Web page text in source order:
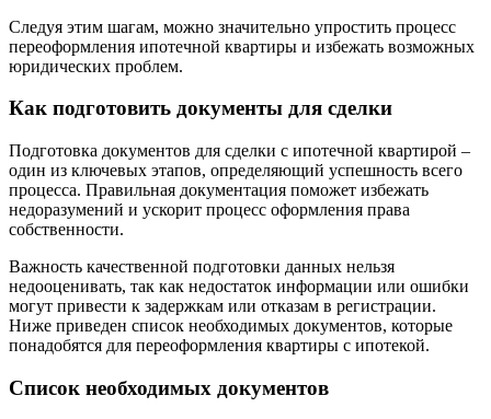
Следуя этим шагам, можно значительно упростить процесс
переоформления ипотечной квартиры и избежать возможных
юридических проблем.
Как подготовить документы для сделки
Подготовка документов для сделки с ипотечной квартирой –
один из ключевых этапов, определяющий успешность всего
процесса. Правильная документация поможет избежать
недоразумений и ускорит процесс оформления права
собственности.
Важность качественной подготовки данных нельзя
недооценивать, так как недостаток информации или ошибки
могут привести к задержкам или отказам в регистрации.
Ниже приведен список необходимых документов, которые
понадобятся для переоформления квартиры с ипотекой.
Список необходимых документов